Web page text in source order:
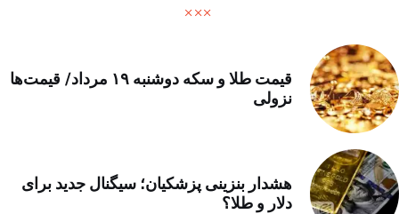
قیمت طلا و سکه دوشنبه ۱۹ مرداد/ قیمت‌ها
نزولی
هشدار بنزینی پزشکیان؛ سیگنال جدید برای
دلار و طلا؟